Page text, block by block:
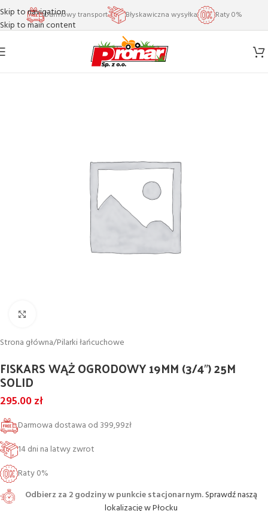
Skip to navigation
Skip to main content
Darmowy transport Błyskawiczna wysyłka Raty 0%
Strona główna/Pilarki łańcuchowe
FISKARS WĄŻ OGRODOWY 19MM (3/4″) 25M
SOLID
295.00zł
Darmowa dostawa od 399,99zł
14 dni na latwy zwrot
Raty 0%
Odbierz za 2 godziny w punkcie stacjonarnym.Sprawdź naszą